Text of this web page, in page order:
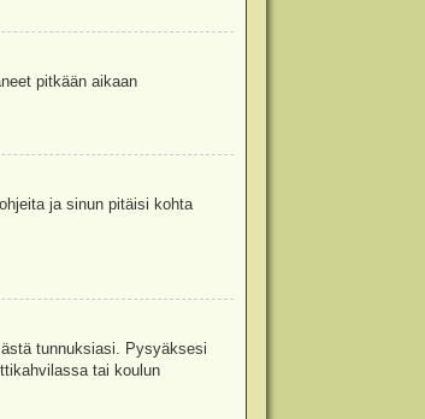
pitkään aikaan
ja sinun pitäisi kohta
tunnuksiasi. Pysyäksesi
tai koulun